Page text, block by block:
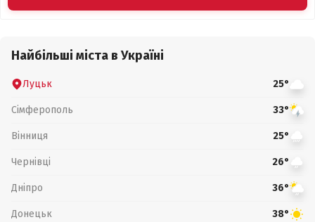
Найбільші міста в Україні
Луцьк 25°
Сімферополь 33°
Вінниця 25°
Чернівці 26°
Дніпро 36°
Донецьк 38°